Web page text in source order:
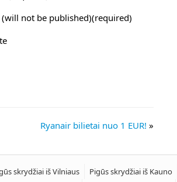
(will not be published)(required)
Ryanair bilietai nuo 1 EUR! »
skrydžiai iš Vilniaus Pigūs skrydžiai iš Kauno